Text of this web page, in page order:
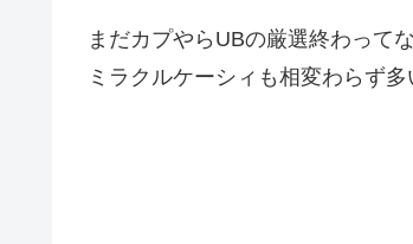
まだカプやらUBの厳選終わって
ミラクルケーシィも相変わらず多